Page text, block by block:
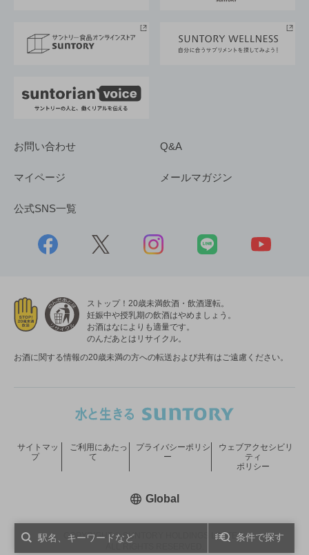
条件で探す
採用情報
お問い合わせ Q&A
マイページ メールマガジン
公式SNS一覧
ストップ！20歳未満飲酒・飲酒運転。
妊娠中や授乳期の飲酒はやめましょう。
お酒はなによりも適量です。
のんだあとはリサイクル。
お酒に関する情報の20歳未満の方への転送および共有はご遠慮ください。
COPYRIGHT © SUNTORY HOLDINGS LIMITED.
サイトマッ
プ
ご利用にあたっ
て
プライバシーポリシ
ー
ウェブアクセシビリ
ティ
ポリシー
Global新しいウィンドウで開く